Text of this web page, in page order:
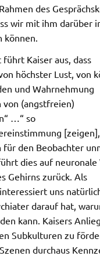
des
wir mit ihm darüber
können.
Kaiser aus, dass
höchster Lust, von
und Wahrnehmung
(angstfreien)
…“ so
für den Beobachter
dies auf neuronale
Gehirns zurück. Als
uns
darauf hat,
kann. Kaisers
Subkulturen zu
durchaus